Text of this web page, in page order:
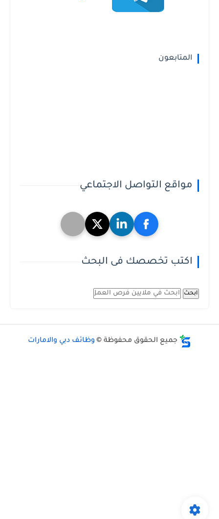
المتابعون
مواقع التواصل الاجتماعي
اكتب تخصصك فى البحث
ابحث
جميع الحقوق محفوظة © وظائف دبي والامارات